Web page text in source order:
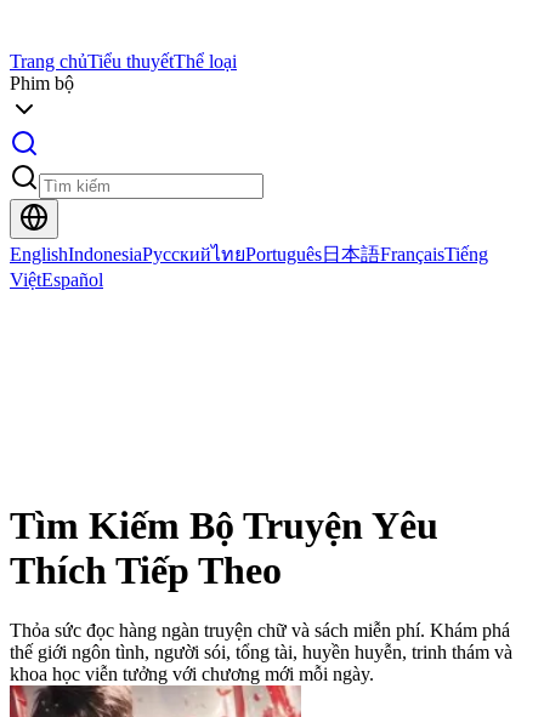
Trang chủTiểu thuyếtThể loại
Phim bộ
EnglishIndonesiaРусскийไทยPortuguês日本語FrançaisTiếng
ViệtEspañol
Tìm Kiếm Bộ Truyện Yêu
Thích Tiếp Theo
Thỏa sức đọc hàng ngàn truyện chữ và sách miễn phí. Khám phá
thế giới ngôn tình, người sói, tổng tài, huyền huyễn, trinh thám và
khoa học viễn tưởng với chương mới mỗi ngày.